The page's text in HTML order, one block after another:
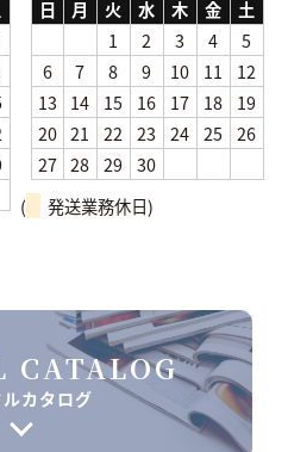
日 月 火 水 木 金
土
1
2 3 4
5
6
7 8 9 10 11
12
13
14 15 16 17 18
19
20 21 22 23 24 25 26
27 28 29 30
(
発送業務休日)
CATALOG
カタログ